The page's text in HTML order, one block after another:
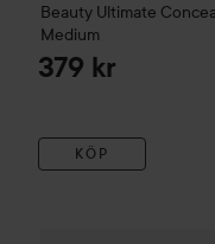
Beauty Ultimate
Medium
379 kr
KÖP